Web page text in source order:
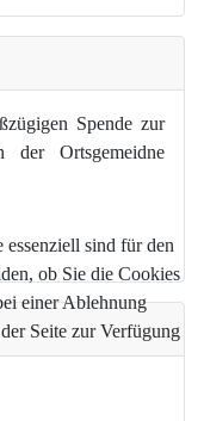
Spende zur
der Ortsgemeidne
essenziell sind für den
ob Sie die Cookies
einer Ablehnung
Seite zur Verfügung